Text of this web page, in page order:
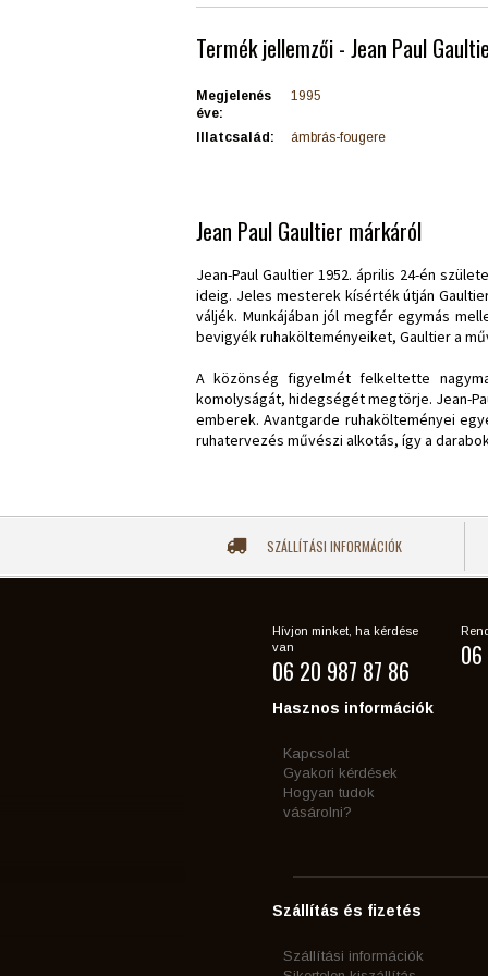
Termék jellemzői - Jean Paul
Megjelenés
éve:
1995
Illatcsalád: ámbrás-fougere
Jean Paul Gaultier márkáról
Jean-Paul Gaultier 1952. április 24-én
ideig. Jeles mesterek kísérték útján
váljék. Munkájában jól megfér egymás
bevigyék ruhakölteményeiket, Gaultier a
A közönség figyelmét felkeltette
komolyságát, hidegségét megtörje. Jean-
emberek. Avantgarde ruhakölteményei
ruhatervezés művészi alkotás, így a
SZÁLLÍTÁSI INFORMÁCIÓK
Hívjon minket, ha kérdése
van
06 20 987 87 86
Hasznos információk
Kapcsolat
Gyakori kérdések
Hogyan tudok
vásárolni?
Szállítás és fizetés
Szállítási információk